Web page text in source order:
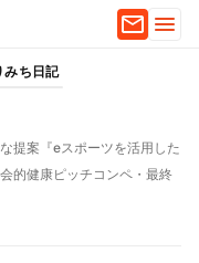
みち日記
提案『eスポーツを活用した
的健康ピッチコンペ・最終